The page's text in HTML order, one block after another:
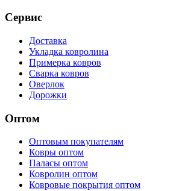
Сервис
Доставка
Укладка ковролина
Примерка ковров
Сварка ковров
Оверлок
Дорожки
Оптом
Оптовым покупателям
Ковры оптом
Паласы оптом
Ковролин оптом
Ковровые покрытия оптом